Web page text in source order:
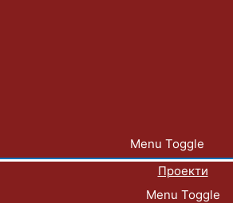
Menu Toggle
Проекти
Menu Toggle